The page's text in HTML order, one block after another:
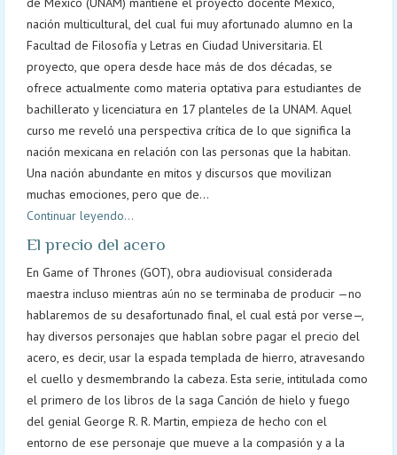
nación multicultural, del cual fui muy afortunado alumno en la
Facultad de Filosofía y Letras en Ciudad Universitaria. El
proyecto, que opera desde hace más de dos décadas, se
ofrece actualmente como materia optativa para estudiantes de
bachillerato y licenciatura en 17 planteles de la UNAM. Aquel
curso me reveló una perspectiva crítica de lo que significa la
nación mexicana en relación con las personas que la habitan.
Una nación abundante en mitos y discursos que movilizan
muchas emociones, pero que de...
Continuar leyendo...
El precio del acero
En Game of Thrones (GOT), obra audiovisual considerada
maestra incluso mientras aún no se terminaba de producir —no
hablaremos de su desafortunado final, el cual está por verse—,
hay diversos personajes que hablan sobre pagar el precio del
acero, es decir, usar la espada templada de hierro, atravesando
el cuello y desmembrando la cabeza. Esta serie, intitulada como
el primero de los libros de la saga Canción de hielo y fuego
del genial George R. R. Martin, empieza de hecho con el
entorno de ese personaje que mueve a la compasión y a la